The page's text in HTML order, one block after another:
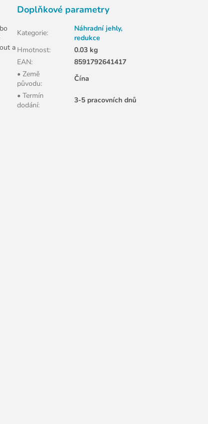
a
Doplňkové parametry
Kategorie:
Náhradní jehly,
redukce
Hmotnost:
0.03 kg
EAN:
8591792641417
• Země
původu:
Čína
• Termín
dodání:
3-5 pracovních dnů